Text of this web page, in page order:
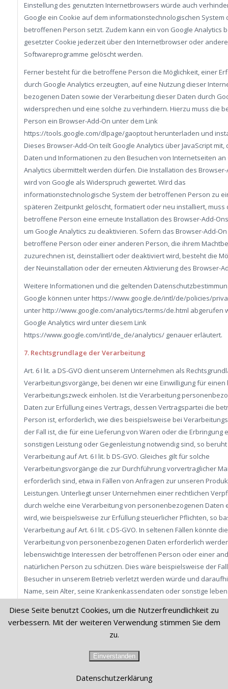
Einstellung des genutzten Internetbrowsers würde auch
Google ein Cookie auf dem informationstechnologischen System
betroffenen Person setzt. Zudem kann ein von Google Analytics
gesetzter Cookie jederzeit über den Internetbrowser oder andere
Softwareprogramme gelöscht werden.
Ferner besteht für die betroffene Person die Möglichkeit, einer
durch Google Analytics erzeugten, auf eine Nutzung dieser
bezogenen Daten sowie der Verarbeitung dieser Daten durch
widersprechen und eine solche zu verhindern. Hierzu muss die
Person ein Browser-Add-On unter dem Link
https://tools.google.com/dlpage/gaoptout herunterladen und
Dieses Browser-Add-On teilt Google Analytics über JavaScript mit,
Daten und Informationen zu den Besuchen von Internetseiten an
Analytics übermittelt werden dürfen. Die Installation des Browser-
wird von Google als Widerspruch gewertet. Wird das
informationstechnologische System der betroffenen Person zu
späteren Zeitpunkt gelöscht, formatiert oder neu installiert, muss
betroffene Person eine erneute Installation des Browser-Add-
um Google Analytics zu deaktivieren. Sofern das Browser-Add-
betroffene Person oder einer anderen Person, die ihrem
zuzurechnen ist, deinstalliert oder deaktiviert wird, besteht die
der Neuinstallation oder der erneuten Aktivierung des Browser-
Weitere Informationen und die geltenden
Google können unter https://www.google.de/intl/de/policies/
unter http://www.google.com/analytics/terms/de.html abgerufen
Google Analytics wird unter diesem Link
https://www.google.com/intl/de_de/analytics/ genauer erläutert.
7. Rechtsgrundlage der Verarbeitung
Art. 6 I lit. a DS-GVO dient unserem Unternehmen als
Verarbeitungsvorgänge, bei denen wir eine Einwilligung für einen
Verarbeitungszweck einholen. Ist die Verarbeitung
Daten zur Erfüllung eines Vertrags, dessen Vertragspartei die
Person ist, erforderlich, wie dies beispielsweise bei
der Fall ist, die für eine Lieferung von Waren oder die Erbringung
sonstigen Leistung oder Gegenleistung notwendig sind, so
Verarbeitung auf Art. 6 I lit. b DS-GVO. Gleiches gilt für solche
Verarbeitungsvorgänge die zur Durchführung vorvertraglicher
erforderlich sind, etwa in Fällen von Anfragen zur unseren
Leistungen. Unterliegt unser Unternehmen einer rechtlichen
durch welche eine Verarbeitung von personenbezogenen Daten
wird, wie beispielsweise zur Erfüllung steuerlicher Pflichten, so
Verarbeitung auf Art. 6 I lit. c DS-GVO. In seltenen Fällen könnte die
Verarbeitung von personenbezogenen Daten erforderlich
lebenswichtige Interessen der betroffenen Person oder einer
natürlichen Person zu schützen. Dies wäre beispielsweise der
Besucher in unserem Betrieb verletzt werden würde und
Name, sein Alter, seine Krankenkassendaten oder sonstige
weitergegeben werden müssten. Dann würde die Verarbeitung
d DS-GVO beruhen. Letztlich könnten Verarbeitungsvorgänge auf
DS-GVO beruhen. Auf dieser Rechtsgrundlage basieren
Verarbeitungsvorgänge, die von keiner der vorgenannten
erfasst werden, wenn die Verarbeitung zur Wahrung eines
Interesses unseres Unternehmens oder eines Dritten
Diese Seite benutzt Cookies, um die Nutzerfreundlichkeit zu
verbessern. Mit der weiteren Verwendung stimmen Sie dem
zu.
Einverstanden
Datenschutzerklärung